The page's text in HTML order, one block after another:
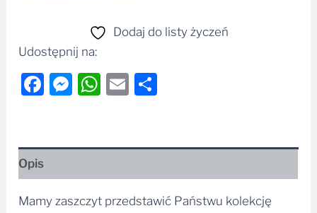
Dodaj do listy życzeń
Udostępnij na:
Facebook
Messenger
WhatsApp
Email
Opis
Mamy zaszczyt przedstawić Państwu kolekcję